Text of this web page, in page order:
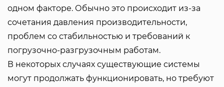
одном факторе. Обычно это происходит из-за
сочетания давления производительности,
проблем со стабильностью и требований к
погрузочно-разгрузочным работам.
В некоторых случаях существующие системы
могут продолжать функционировать, но требуют